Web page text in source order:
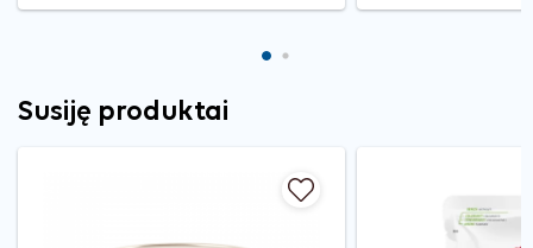
Susiję produktai